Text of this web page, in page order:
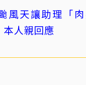
風天讓助理「
人親回應